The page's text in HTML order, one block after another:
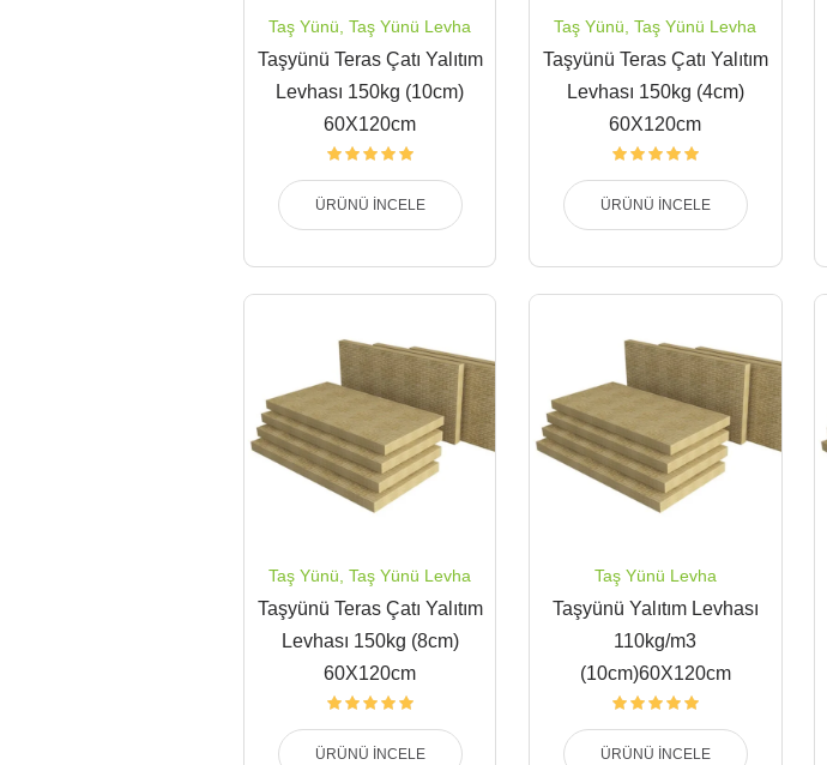
Taş Yünü ,Taş Yünü Levha
Taşyünü Teras Çatı Yalıtım
Levhası 150kg (10cm)
60X120cm
ÜRÜNÜ İNCELE
Taş Yünü ,Taş Yünü Levha
Taşyünü Teras Çatı Yalıtım
Levhası 150kg (4cm)
60X120cm
ÜRÜNÜ İNCELE
Taş Yünü ,Taş Yünü Levha
Taşyünü Teras Çatı Yalıtım
Levhası 150kg (8cm)
60X120cm
ÜRÜNÜ İNCELE
Taş Yünü Levha
Taşyünü Yalıtım Levhası
110kg/m3
(10cm)60X120cm
ÜRÜNÜ İNCELE